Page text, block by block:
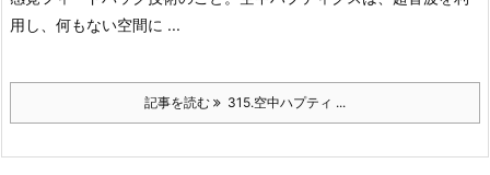
用し、何もない空間に ...
記事を読む 315.空中ハプティ ...